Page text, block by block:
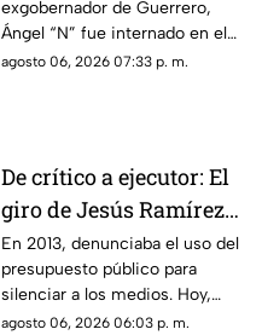
"N" al penal del
Altiplano
exgobernador de Guerrero,
Ángel “N” fue internado en el
penal del Altiplano; esto es lo
agosto 06, 2026 07:33 p. m.
De crítico a ejecutor: El
giro de Jesús Ramírez
Cuevas sobre la
censura y la publicidad
oficial
En 2013, denunciaba el uso del
presupuesto público para
silenciar a los medios. Hoy,
Jesús Ramírez Cuevas es
agosto 06, 2026 06:03 p. m.